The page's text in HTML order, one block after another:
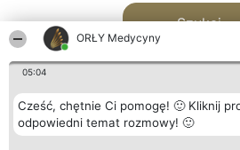
ORŁY Medycyny
05:04
Cześć, chętnie Ci pomogę! 🙂 Kliknij
odpowiedni temat rozmowy! 🙂
Szukaj